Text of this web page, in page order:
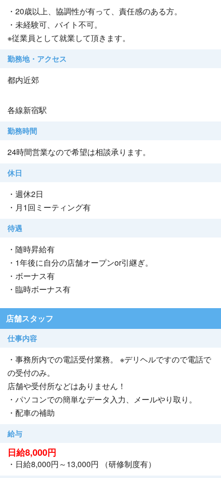
・20歳以上、協調性が有って、責任感のある方。
・未経験可、バイト不可。
※従業員として就業して頂きます。
勤務地・アクセス
都内近郊
各線新宿駅
勤務時間
24時間営業なので希望は相談承ります。
休日
・週休2日
・月1回ミーティング有
待遇
・随時昇給有
・1年後に自分の店舗オープンor引継ぎ。
・ボーナス有
・臨時ボーナス有
店舗スタッフ
仕事内容
・事務所内での電話受付業務。 ※デリヘルですので電話で
の受付のみ。
店舗や受付所などはありません！
・パソコンでの簡単なデータ入力、メールやり取り。
・配車の補助
給与
日給8,000円
・日給8,000円～13,000円 （研修制度有）